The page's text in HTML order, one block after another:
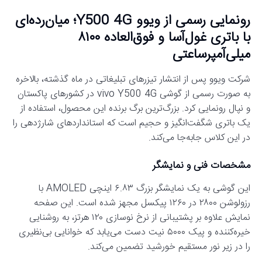
رونمایی رسمی از ویوو Y500 4G؛ میان‌رده‌ای
با باتری غول‌آسا و فوق‌العاده ۸۱۰۰
میلی‌آمپرساعتی
شرکت ویوو پس از انتشار تیزرهای تبلیغاتی در ماه گذشته، بالاخره
به صورت رسمی از گوشی vivo Y500 4G در کشورهای پاکستان
و نپال رونمایی کرد. بزرگ‌ترین برگ برنده این محصول، استفاده از
یک باتری شگفت‌انگیز و حجیم است که استانداردهای شارژدهی را
در این کلاس جابه‌جا می‌کند.
مشخصات فنی و نمایشگر
این گوشی به یک نمایشگر بزرگ ۶.۸۳ اینچی AMOLED با
رزولوشن ۲۸۰۰ در ۱۲۶۰ پیکسل مجهز شده است. این صفحه
نمایش علاوه بر پشتیبانی از نرخ نوسازی ۱۲۰ هرتز، به روشنایی
خیره‌کننده و پیک ۵۰۰۰ نیت دست می‌یابد که خوانایی بی‌نظیری
را در زیر نور مستقیم خورشید تضمین می‌کند.